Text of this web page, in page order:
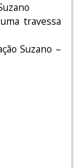
travessa
Suzano –